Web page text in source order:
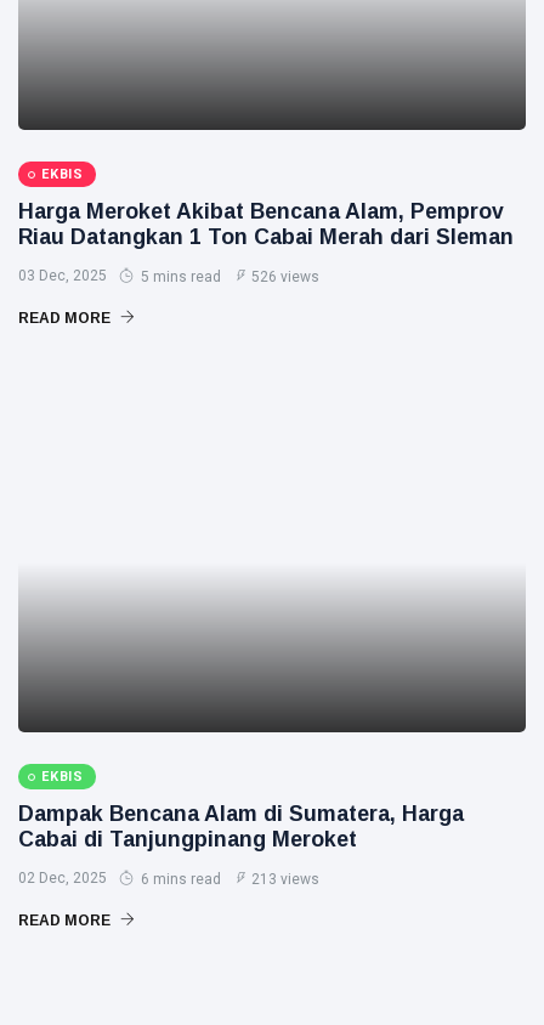
EKBIS
Harga Meroket Akibat Bencana Alam, Pemprov
Riau Datangkan 1 Ton Cabai Merah dari Sleman
03 Dec, 2025 5 mins read 526 views
READ MORE
EKBIS
Dampak Bencana Alam di Sumatera, Harga
Cabai di Tanjungpinang Meroket
02 Dec, 2025 6 mins read 213 views
READ MORE